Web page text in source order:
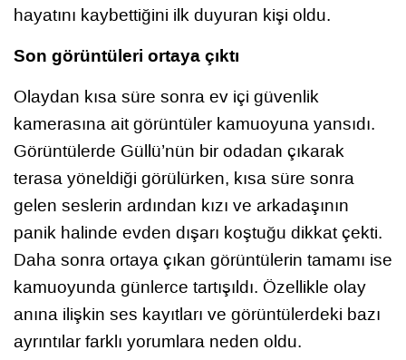
hayatını kaybettiğini ilk duyuran kişi oldu.
Son görüntüleri ortaya çıktı
Olaydan kısa süre sonra ev içi güvenlik
kamerasına ait görüntüler kamuoyuna yansıdı.
Görüntülerde Güllü’nün bir odadan çıkarak
terasa yöneldiği görülürken, kısa süre sonra
gelen seslerin ardından kızı ve arkadaşının
panik halinde evden dışarı koştuğu dikkat çekti.
Daha sonra ortaya çıkan görüntülerin tamamı ise
kamuoyunda günlerce tartışıldı. Özellikle olay
anına ilişkin ses kayıtları ve görüntülerdeki bazı
ayrıntılar farklı yorumlara neden oldu.